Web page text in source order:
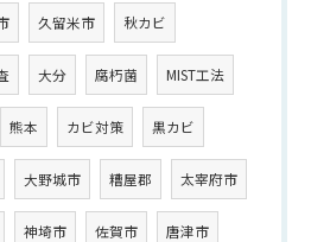
久留米市 秋カビ
大分 腐朽菌 MIST工法
熊本 カビ対策 黒カビ
大野城市 糟屋郡 太宰府市
神埼市 佐賀市 唐津市